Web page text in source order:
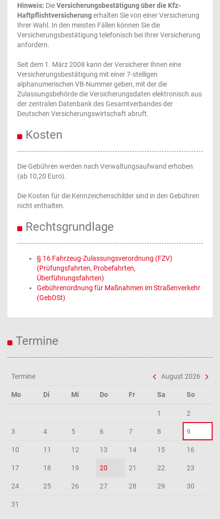
Hinweis: DieVersicherungsbestätigung über die Kfz-
Haftpflichtversicherungerhalten Sie von einer Versicherung
Ihrer Wahl. In den meisten Fällen können Sie die
Versicherungsbestätigung telefonisch bei Ihrer Versicherung
anfordern.
Seit dem 1. März 2008 kann der Versicherer Ihnen eine
Versicherungsbestätigung mit einer 7-stelligen
alphanumerischen VB-Nummer geben, mit der die
Zulassungsbehörde die Versicherungsdaten elektronisch aus
der zentralen Datenbank des Gesamtverbandes der
Deutschen Versicherungswirtschaft abruft.
Kosten
Die Gebühren werden nach Verwaltungsaufwand erhoben
(ab 10,20 Euro).
Die Kosten für die Kennzeichenschilder sind in den Gebühren
nicht enthalten.
Rechtsgrundlage
§ 16 Fahrzeug-Zulassungsverordnung (FZV)
(Prüfungsfahrten, Probefahrten,
Überführungsfahrten)
Gebührenordnung für Maßnahmen im Straßenverkehr
(GebOSt)
Termine
Termine August 2026
Mo Di Mi Do Fr Sa So
1 2
3 4 5 6 7 8 9
10 11 12 13 14 15 16
17 18 19 20 21 22 23
24 25 26 27 28 29 30
31